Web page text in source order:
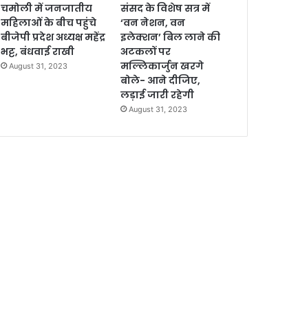
चमोली में जनजातीय
महिलाओं के बीच पहुंचे
बीजेपी प्रदेश अध्यक्ष महेंद्र
भट्ट, बंधवाई राखी
August 31, 2023
संसद के विशेष सत्र में
‘वन नेशन, वन
इलेक्शन’ बिल लाने की
अटकलों पर
मल्लिकार्जुन खरगे
बोले- आने दीजिए,
लड़ाई जारी रहेगी
August 31, 2023